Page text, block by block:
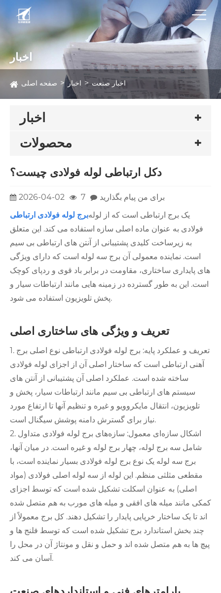
اخبار
صفحه اصلی اخبار اخبار صنعت
اخبار
محصولات
دکل ارتباطی لوله فولادی چیست؟
2026-04-02 7
برای من پیام بگذارید
برج لوله فولادی ارتباطییک برج ارتباطی است که از لوله
فولادی به عنوان ماده اصلی سازه استفاده می کند. این متعلق
به زیرساخت کلیدی پشتیبانی از آنتن های ارتباطی بی سیم
است. نماینده معمولی آن برج سه لوله است که دارای ویژگی
های پایداری ساختاری، مقاومت در برابر باد قوی و ردپای کوچک
است. این به طور گسترده در زمینه هایی مانند ارتباطات سیار و
پخش تلویزیون استفاده می شود.
تعریف و ویژگی های ساختاری اصلی
1. تعریف و عملکرد پایه: برج لوله فولادی ارتباطی نوع اصلی برج
آهنی ارتباطی است که ساختار اصلی آن از اجزای لوله فولادی
ساخته شده است. عملکرد اصلی آن پشتیبانی از آنتن های
سیستم های ارتباطی بی سیم مانند ارتباطات سیار، پخش و
تلویزیون، انتقال مایکروویو و غیره و تنظیم آنها تا ارتفاع مورد
نیاز برای گسترش دامنه پوشش سیگنال است.
2. اشکال سازه‌ای معمول: سازه‌های برج لوله فولادی متداول
شامل سه برج لوله، چهار برج لوله و غیره است. در میان آنها،
برج سه لوله یک نوع برج لوله فولادی بسیار نماینده است، با
مقطعی مثلثی منظم. این لوله از سه لوله اصلی فولادی (مواد
اصلی) به عنوان اسکلت تشکیل شده است که توسط اجزای
کمکی مانند میله های افقی و میله های مورب به هم متصل شده
اند تا یک ساختار خرپایی پایدار را تشکیل دهند. کل برج معمولاً از
چند بخش استاندارد برج تشکیل شده است که توسط فلنج ها و
پیچ ها به هم متصل شده اند و حمل و نقل و مونتاژ آن در محل را
آسان می کند.